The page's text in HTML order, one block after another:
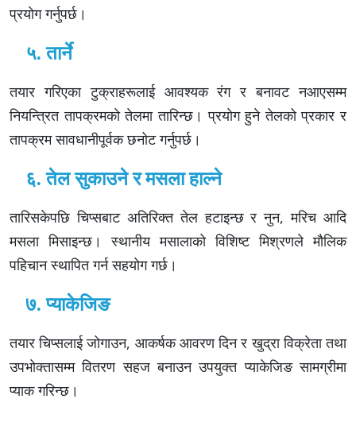
प्रयोग गर्नुपर्छ।
५. तार्ने
तयार गरिएका टुक्राहरूलाई आवश्यक रंग र बनावट नआएसम्म
नियन्त्रित तापक्रमको तेलमा तारिन्छ। प्रयोग हुने तेलको प्रकार र
तापक्रम सावधानीपूर्वक छनोट गर्नुपर्छ।
६. तेल सुकाउने र मसला हाल्ने
तारिसकेपछि चिप्सबाट अतिरिक्त तेल हटाइन्छ र नुन, मरिच आदि
मसला मिसाइन्छ। स्थानीय मसालाको विशिष्ट मिश्रणले मौलिक
पहिचान स्थापित गर्न सहयोग गर्छ।
७. प्याकेजिङ
तयार चिप्सलाई जोगाउन, आकर्षक आवरण दिन र खुद्रा विक्रेता तथा
उपभोक्तासम्म वितरण सहज बनाउन उपयुक्त प्याकेजिङ सामग्रीमा
प्याक गरिन्छ।